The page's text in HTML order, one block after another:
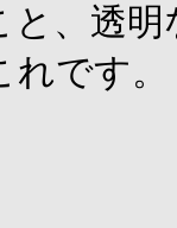
と、透
です。